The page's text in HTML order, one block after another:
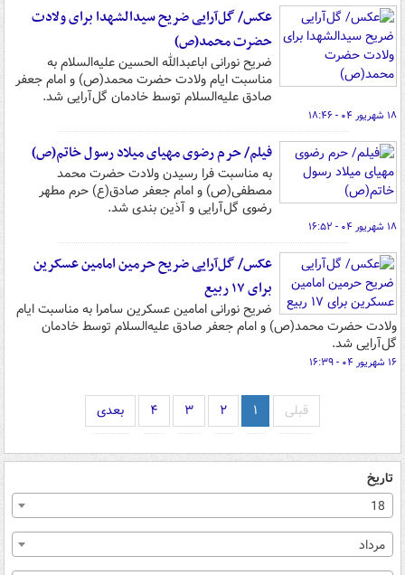
عکس/ گل‌آرایی ضریح سیدالشهدا برای ولادت
حضرت محمد(ص)
ضریح نورانی اباعبدالله الحسین علیه‌السلام به
مناسبت ایام ولادت حضرت محمد(ص) و امام جعفر
صادق علیه‌السلام توسط خادمان گل‌آرایی شد.
۱۸ شهریور ۰۴ - ۱۸:۴۶
فیلم/ حرم رضوی مهیای میلاد رسول خاتم(ص)
به مناسبت فرا رسیدن ولادت حضرت محمد
مصطفی(ص) و امام جعفر صادق(ع) حرم مطهر
رضوی گل‌آرایی و آذین بندی شد.
۱۸ شهریور ۰۴ - ۱۶:۵۲
عکس/ گل‌آرایی ضریح حرمین امامین عسکرین
برای ۱۷ ربیع
ضریح نورانی امامین عسکرین سامرا به مناسبت ایام
ولادت حضرت محمد(ص) و امام جعفر صادق علیه‌السلام توسط خادمان
گل‌آرایی شد.
۱۶ شهریور ۰۴ - ۱۶:۳۹
قبلی ۱ ۲ ۳ ۴ بعدی
تاریخ
18
مرداد